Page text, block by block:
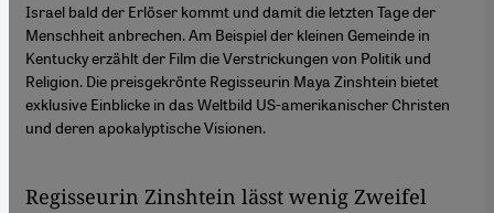
Israel bald der Erlöser kommt und damit die letzten Tage der
Menschheit anbrechen. Am Beispiel der kleinen Gemeinde in
Kentucky erzählt der Film die Verstrickungen von Politik und
Religion. Die preisgekrönte Regisseurin Maya Zinshtein bietet
exklusive Einblicke in das Weltbild US-amerikanischer Christen
und deren apokalyptische Visionen.
Regisseurin Zinshtein lässt wenig Zweifel